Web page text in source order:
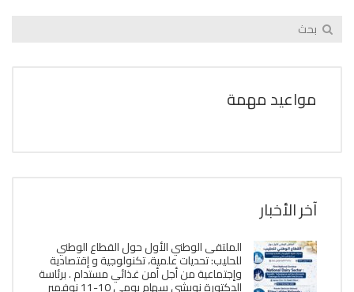
مواعيد مهمة
آخر الأخبار
الملتقى الوطني الأول حول القطاع الوطني
للحليب: تحديات علمية، تكنولوجية و إقتصادية
وإجتماعية من أجل أمن غذائي مستدام . برئاسة
الدكتورة نويشي سهام يومي 10-11 نوفمبر